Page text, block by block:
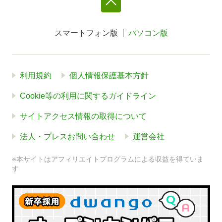
スマートフォン版 パソコン版
利用規約 個人情報保護基本方針
Cookie等の利用に関するガイドライン
サイトアクセス情報の取得について
法人・プレスお問い合わせ 運営会社
※本サイトはアフィリエイトプログラムによる収益を得ていま
す